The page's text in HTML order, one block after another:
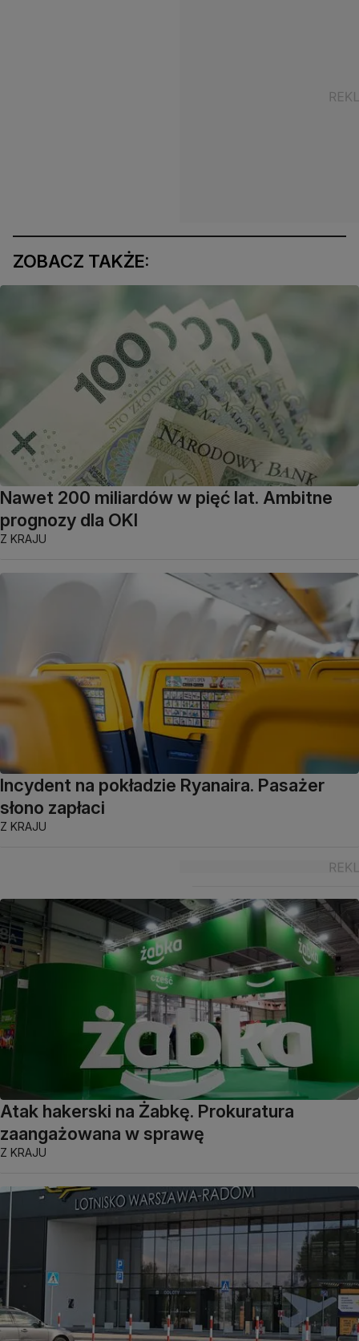
ZOBACZ TAKŻE:
Nawet 200 miliardów w pięć lat. Ambitne
prognozy dla OKI
Z KRAJU
Incydent na pokładzie Ryanaira. Pasażer
słono zapłaci
Z KRAJU
Atak hakerski na Żabkę. Prokuratura
zaangażowana w sprawę
Z KRAJU